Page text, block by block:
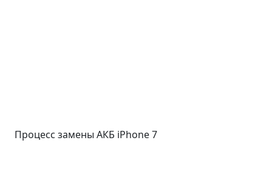
Процесс замены АКБ iPhone 7